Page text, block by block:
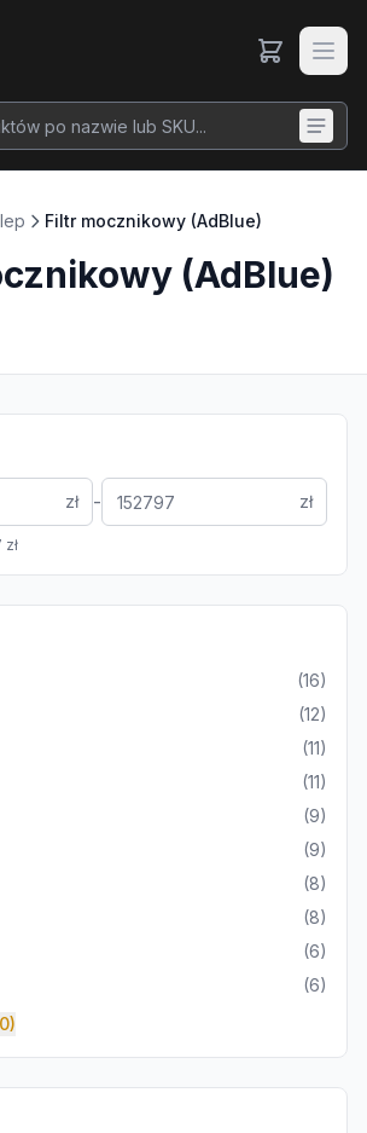
Filtr mocznikowy (AdBlue)
(AdBlue)
zł - zł
zł
(16)
(12)
(11)
(11)
(9)
(9)
(8)
(8)
(6)
(6)